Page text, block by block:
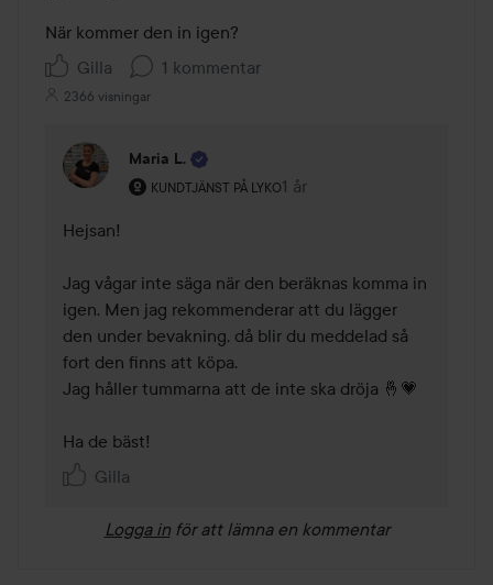
När kommer den in igen?
Gilla
1 kommentar
2366 visningar
Maria L.
KUNDTJÄNST PÅ LYKO
Användarens roll: Kundtjänst på Lyko.
1 år
Kommentaren lades 1 år
Hejsan!
Jag vågar inte säga när den beräknas komma in
igen. Men jag rekommenderar att du lägger
den under bevakning, då blir du meddelad så
fort den finns att köpa.
Jag håller tummarna att de inte ska dröja 🤞💗
Ha de bäst!
Gilla
Logga in för att lämna en kommentar